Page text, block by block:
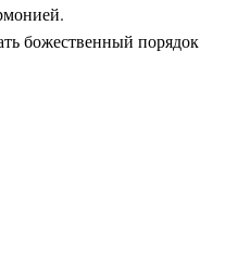
божественный порядок